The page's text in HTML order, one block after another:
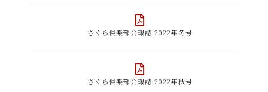
さくら倶楽部会報誌 2022年冬号
さくら倶楽部会報誌 2022年秋号